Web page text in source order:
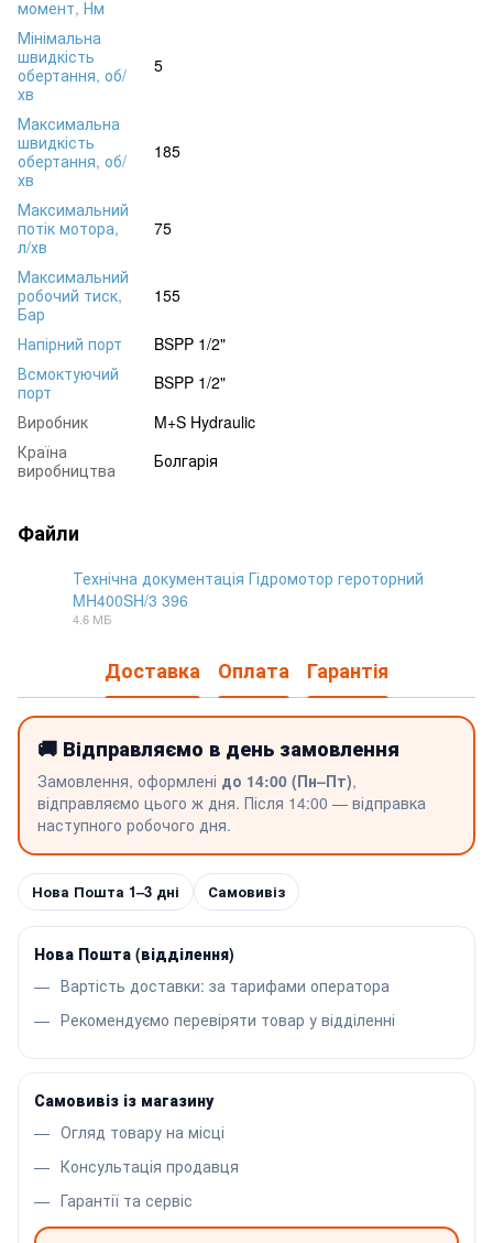
момент, Нм
Мінімальна
швидкість
обертання, об/
хв
5
Максимальна
швидкість
обертання, об/
хв
185
Максимальний
потік мотора,
л/хв
75
Максимальний
робочий тиск,
Бар
155
Напірний порт
BSPP 1/2"
Всмоктуючий
порт
BSPP 1/2"
Виробник
M+S Hydraulic
Країна
виробництва
Болгарія
Файли
Технічна документація Гідромотор героторний
MH400SH/3 396
4.6 МБ
Доставка Оплата Гарантія
🚚 Відправляємо в день замовлення
Замовлення, оформлені до 14:00 (Пн–Пт),
відправляємо цього ж дня. Після 14:00 — відправка
наступного робочого дня.
Нова Пошта 1–3 дні Самовивіз
Нова Пошта (відділення)
Вартість доставки: за тарифами оператора
Рекомендуємо перевіряти товар у відділенні
Самовивіз із магазину
Огляд товару на місці
Консультація продавця
Гарантії та сервіс